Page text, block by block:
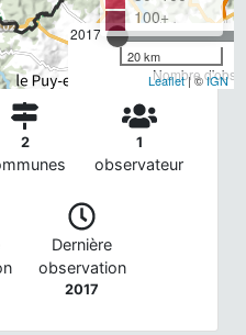
2017
Nombre
100+
20 km
Leaflet| ©IGN
2 1
observateur
Dernière
observation
2017